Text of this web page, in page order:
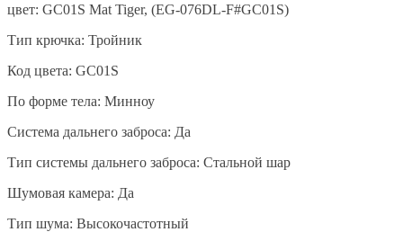
цвет: GC01S Mat Tiger, (EG-076DL-F#GC01S)
Тип крючка: Тройник
Код цвета: GC01S
По форме тела: Минноу
Система дальнего заброса: Да
Тип системы дальнего заброса: Стальной шар
Шумовая камера: Да
Тип шума: Высокочастотный